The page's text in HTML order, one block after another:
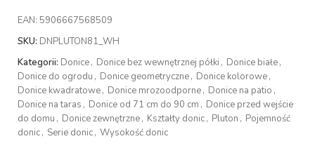
EAN: 5906667568509
SKU: DNPLUTON81_WH
Kategorii: Donice, Donice bez wewnętrznej półki , Donice białe,
Donice do ogrodu , Donice geometryczne, Donice kolorowe,
Donice kwadratowe, Donice mrozoodporne, Donice na patio ,
Donice na taras , Donice od 71 cm do 90 cm , Donice przed wejście
do domu , Donice zewnętrzne, Kształty donic, Pluton , Pojemność
donic, Serie donic, Wysokość donic